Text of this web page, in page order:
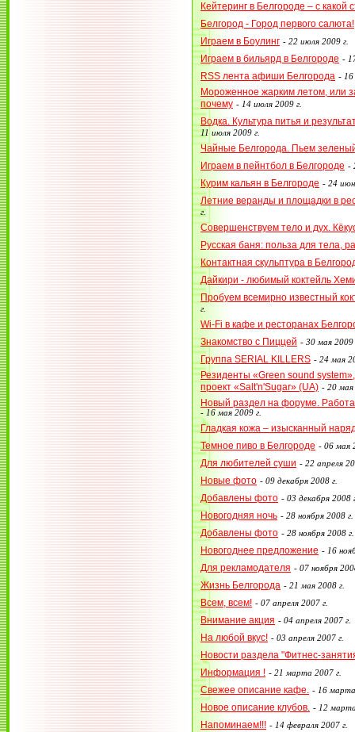
Кейтеринг в Белгороде – с какой
Белгород - Город первого салюта!
Играем в Боулинг - 22 июля 2009 г.
Играем в бильярд в Белгороде -
RSS лента афиши Белгорода -
Мороженное жарким летом, или
почему - 14 июля 2009 г.
Водка. Культура питья и
11 июля 2009 г.
Чайные Белгорода. Пьем
Играем в пейнтбол в Белгороде -
Курим кальян в Белгороде - 24
Летние веранды и площадки в
г.
Совершенствуем тело и дух.
Русская баня: польза для тела,
Контактная скульптура в
Дайкири - любимый коктейль
Пробуем всемирно известный
г.
Wi-Fi в кафе и ресторанах
Знакомство с Пиццей - 30 мая 2009
Группа SERIAL KILLERS - 24 мая
Резиденты «Green sound
проект «Salt'n'Sugar» (UA) - 20 мая
Новый раздел на форуме. Работа
- 16 мая 2009 г.
Гладкая кожа – изысканный
Темное пиво в Белгороде - 06 мая
Для любителей суши - 22 апреля
Новые фото - 09 декабря 2008 г.
Добавлены фото - 03 декабря 2008
Новогодняя ночь - 28 ноября 2008 г.
Добавлены фото - 28 ноября 2008 г.
Новогоднее предложение - 16
Для рекламодателя - 07 ноября
Жизнь Белгорода - 21 мая 2008 г.
Всем, всем! - 07 апреля 2007 г.
Внимание акция - 04 апреля 2007 г.
На любой вкус! - 03 апреля 2007 г.
Новости раздела "Фитнес-
Информация ! - 21 марта 2007 г.
Свежее описание кафе. - 16
Новое описание клубов. - 12
Напоминаем!!! - 14 февраля 2007 г.